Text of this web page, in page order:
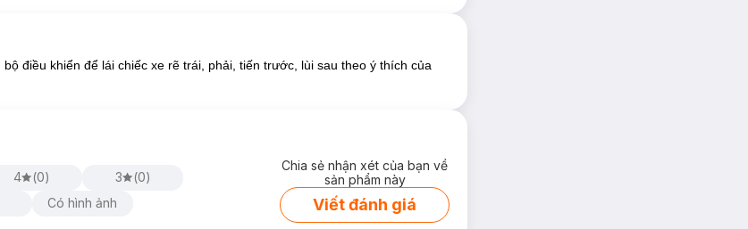
chơi mang thương hiệu
khe của Mỹ, châu Âu, đảm bảo an toàn cho bé khi sử dụng.
xảo trong từng chi tiết nhỏ.
điều khiển để lái chiếc xe rẽ trái, phải, tiến trước, lùi sau theo ý thích của
4 (0) 3 (0)
Có hình ảnh
Chia sẻ nhận xét của bạn về
sản phẩm này
Viết đánh giá